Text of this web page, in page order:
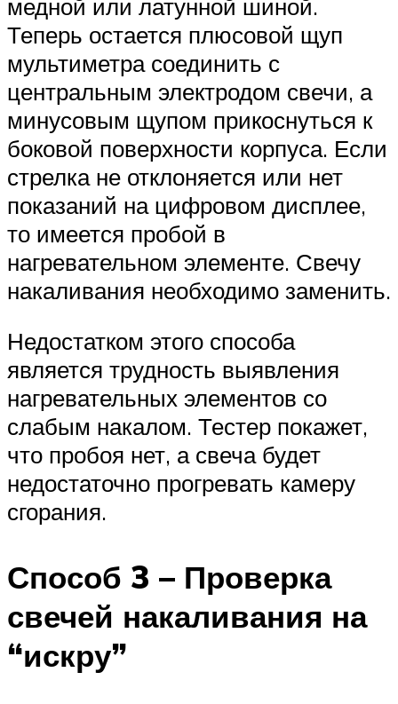
медной или латунной шиной.
Теперь остается плюсовой щуп
мультиметра соединить с
центральным электродом свечи, а
минусовым щупом прикоснуться к
боковой поверхности корпуса. Если
стрелка не отклоняется или нет
показаний на цифровом дисплее,
то имеется пробой в
нагревательном элементе. Свечу
накаливания необходимо заменить.
Недостатком этого способа
является трудность выявления
нагревательных элементов со
слабым накалом. Тестер покажет,
что пробоя нет, а свеча будет
недостаточно прогревать камеру
сгорания.
Способ 3 – Проверка
свечей накаливания на
“искру”